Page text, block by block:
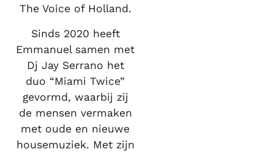
The Voice of Holland.
Sinds 2020 heeft
Emmanuel samen met
Dj Jay Serrano het
duo “Miami Twice”
gevormd, waarbij zij
de mensen vermaken
met oude en nieuwe
housemuziek. Met zijn